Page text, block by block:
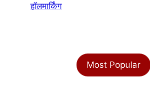
हॉलमार्किंग
Most Popular